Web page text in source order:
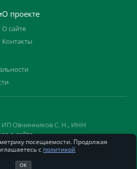
О проекте
О сайте
Контакты
ИП Овчинников С. Н., ИНН
о сайте
заменяет приём врача. Имеются
консультация специалиста.
посещаемости. Продолжая
с политикой
ОК